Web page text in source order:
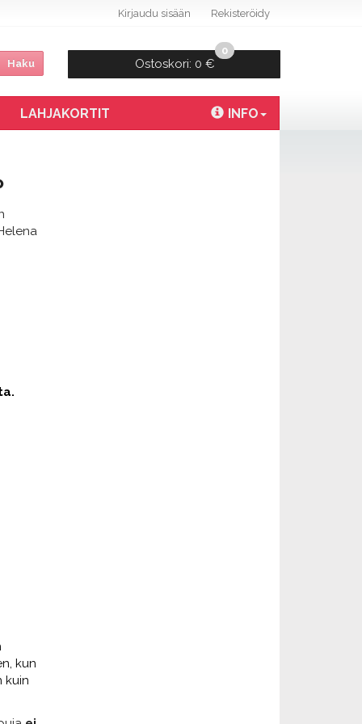
Kirjaudu sisään Rekisteröidy
Haku Ostoskori: 0 €
0
LAHJAKORTIT INFO
kun
kuin